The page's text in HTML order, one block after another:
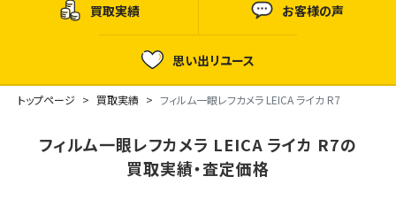
買取実績 お客様の声
思い出リユース
トップページ 買取実績 フィルム一眼レフカメラ LEICA ライカ R7
フィルム一眼レフカメラ LEICA ライカ R7の
買取実績・査定価格